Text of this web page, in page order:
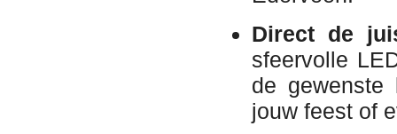
Direct de
sfeervolle
de
jouw feest of